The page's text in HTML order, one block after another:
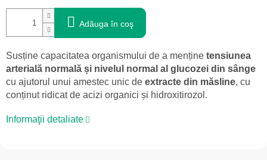
Adăuga în coş
Susține capacitatea organismului de a menține tensiunea
arterială normală și nivelul normal al glucozei din sânge
cu ajutorul unui amestec unic de extracte din măsline, cu
conținut ridicat de acizi organici și hidroxitirozol.
Informaţii detaliate